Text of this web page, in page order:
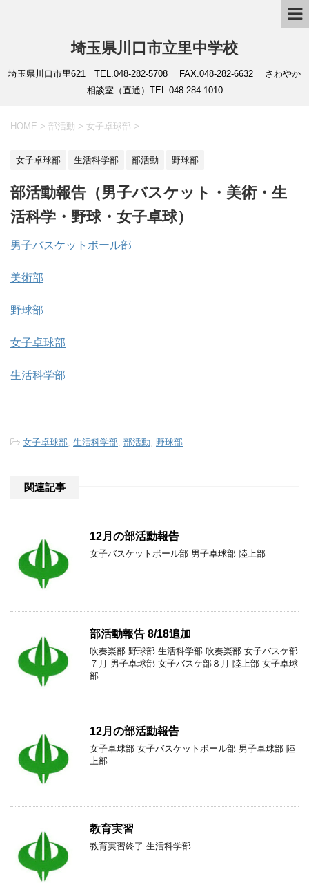
埼玉県川口市立里中学校
埼玉県川口市里621 TEL.048-282-5708 FAX.048-282-6632 さわやか
相談室（直通）TEL.048-284-1010
HOME > 部活動 > 女子卓球部 >
女子卓球部 生活科学部 部活動 野球部
部活動報告（男子バスケット・美術・生
活科学・野球・女子卓球）
男子バスケットボール部
美術部
野球部
女子卓球部
生活科学部
-女子卓球部 生活科学部 部活動 野球部
関連記事
12月の部活動報告
女子バスケットボール部 男子卓球部 陸上部
部活動報告 8/18追加
吹奏楽部 野球部 生活科学部 吹奏楽部 女子バスケ部
７月 男子卓球部 女子バスケ部８月 陸上部 女子卓球
部
12月の部活動報告
女子卓球部 女子バスケットボール部 男子卓球部 陸
上部
教育実習
教育実習終了 生活科学部